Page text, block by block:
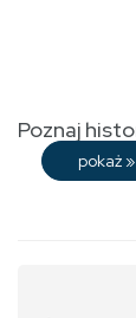
Poznaj
pokaż »